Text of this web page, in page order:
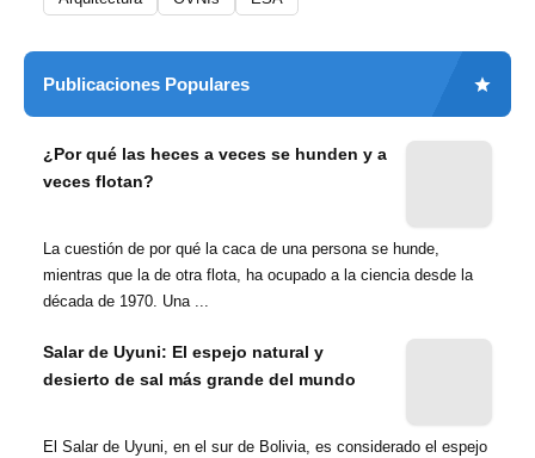
Publicaciones Populares
¿Por qué las heces a veces se hunden y a
veces flotan?
La cuestión de por qué la caca de una persona se hunde,
mientras que la de otra flota, ha ocupado a la ciencia desde la
década de 1970. Una ...
Salar de Uyuni: El espejo natural y
desierto de sal más grande del mundo
El Salar de Uyuni, en el sur de Bolivia, es considerado el espejo